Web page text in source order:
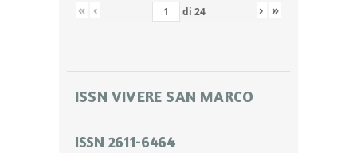
« ‹ di 24 › »
ISSN VIVERE SAN MARCO
ISSN 2611-6464